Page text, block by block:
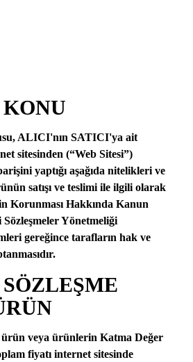
ALICI'nın SATICI'ya ait
sitesinden (“Web Sitesi”)
yaptığı aşağıda nitelikleri ve
satışı ve teslimi ile ilgili olarak
Korunması Hakkında Kanun
Yönetmeliği
gereğince tarafların hak ve
ürün veya ürünlerin Katma Değer
fiyatı internet sitesinde